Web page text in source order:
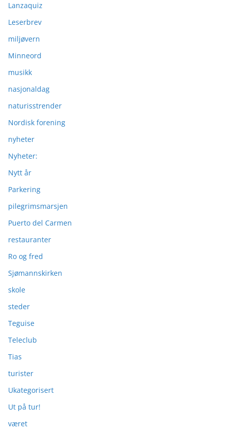
Lanzaquiz
Leserbrev
miljøvern
Minneord
musikk
nasjonaldag
naturisstrender
Nordisk forening
nyheter
Nyheter:
Nytt år
Parkering
pilegrimsmarsjen
Puerto del Carmen
restauranter
Ro og fred
Sjømannskirken
skole
steder
Teguise
Teleclub
Tias
turister
Ukategorisert
Ut på tur!
været